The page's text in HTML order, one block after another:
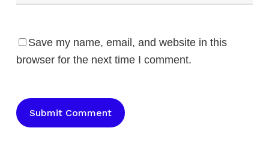
Save my name, email, and website in this
browser for the next time I comment.